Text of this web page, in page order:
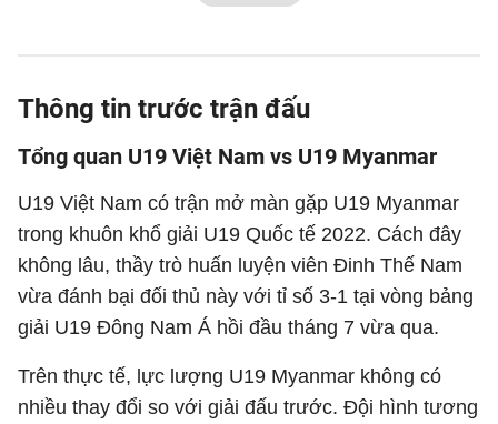
Thông tin trước trận đấu
Tổng quan U19 Việt Nam vs U19 Myanmar
U19 Việt Nam có trận mở màn gặp U19 Myanmar
trong khuôn khổ giải U19 Quốc tế 2022. Cách đây
không lâu, thầy trò huấn luyện viên Đinh Thế Nam
vừa đánh bại đối thủ này với tỉ số 3-1 tại vòng bảng
giải U19 Đông Nam Á hồi đầu tháng 7 vừa qua.
Trên thực tế, lực lượng U19 Myanmar không có
nhiều thay đổi so với giải đấu trước. Đội hình tương